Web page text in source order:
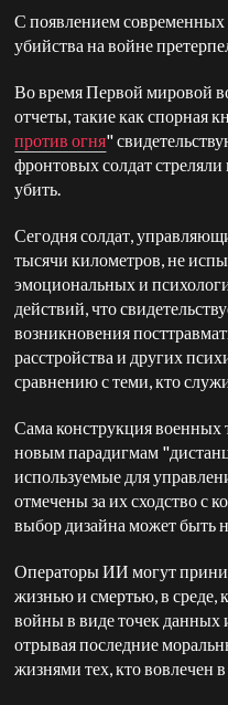
С появлением современных
убийства на войне
Во время Первой мировой
отчеты, такие как спорная
против огня"
фронтовых солдат
убить.
Сегодня солдат,
тысячи километров, не
эмоциональных и
действий, что
возникновения
расстройства и других
сравнению с теми, кто
Сама конструкция военных
новым парадигмам
используемые для
отмечены за их сходство с
выбор дизайна может быть
Операторы ИИ могут
жизнью и смертью, в среде,
войны в виде точек данных
отрываяпоследние
жизнями тех, кто вовлечен